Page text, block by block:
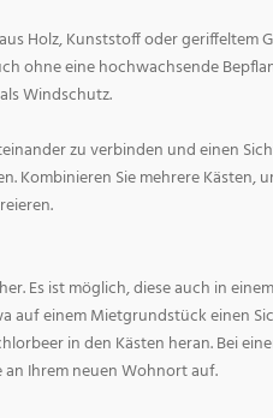
Holz, Kunststoff oder geriffeltem
ohne eine hochwachsende
Windschutz.
zu verbinden und einen
Kombinieren Sie mehrere Kästen,
Es ist möglich, diese auch in
auf einem Mietgrundstück einen
in den Kästen heran. Bei
an Ihrem neuen Wohnort auf.